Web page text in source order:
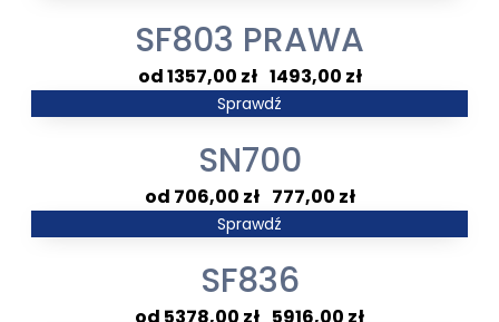
1357,00 zł
do
2734,00 zł
SF803 PRAWA
1357,00 zł– 1493,00 zł
Zakres
1357,00 zł
do
1493,00 zł
Sprawdź
SN700
706,00 zł– 777,00 zł
Zakres
706,00 zł
do
Sprawdź
SF836
Zakres